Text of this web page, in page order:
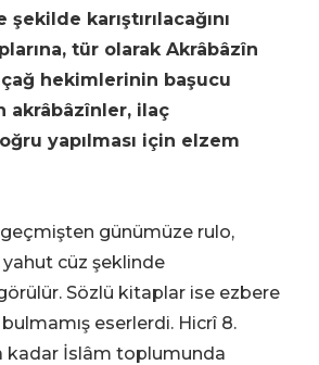
karıştırılacağını
tür olarak Akrâbâzîn
hekimlerinin başucu
akrâbâzînler, ilaç
yapılması için elzem
geçmişten günümüze rulo,
cüz şeklinde
görülür. Sözlü kitaplar ise ezbere
eserlerdi. Hicrî 8.
kadar İslâm toplumunda